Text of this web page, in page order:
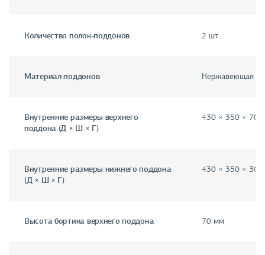
Количество полок-поддонов 2 шт.
Материал поддонов Нержавеющая
Внутренние размеры верхнего
поддона (Д × Ш × Г)
430 × 350 × 70
Внутренние размеры нижнего поддона
(Д × Ш × Г)
430 × 350 × 30
Высота бортика верхнего поддона 70 мм